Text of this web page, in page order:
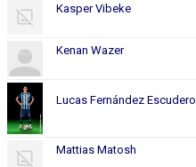
Kasper Vibeke
Kenan Wazer
Lucas Fernández Escudero
Mattias Matosh